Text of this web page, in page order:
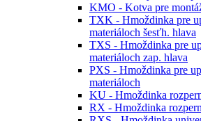
KMO - Kotva pre
TXK - Hmoždinka pre
materiáloch šesťh. hlava
TXS - Hmoždinka pre
materiáloch zap. hlava
PXS - Hmoždinka pre
materiáloch
KU - Hmoždinka
RX - Hmoždinka